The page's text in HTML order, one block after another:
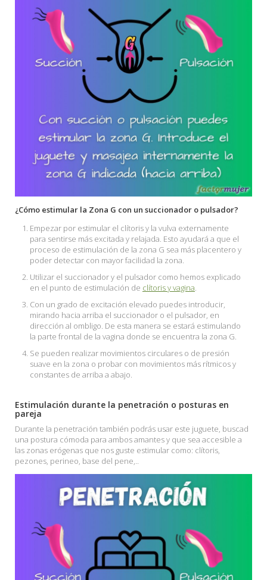
¿Cómo estimular la Zona G con un succionador o pulsador?
Empezar por estimular el clítoris y la vulva externamente
para sentirse más excitada y relajada. Esto ayudará a que el
proceso de estimulación de la zona G sea más placentero y
poder detectar con mayor facilidad la zona.
Utilizar el succionador y el pulsador como hemos explicado
en el punto de estimulación de clítoris y vagina.
Con un grado de excitación elevado puedes introducir,
mirando hacia arriba el succionador o el pulsador, en
dirección al ombligo. De esta manera se estará estimulando
la parte frontal de la vagina donde se encuentra la zona G.
Se pueden realizar movimientos circulares o de presión
suave en la zona o probar con movimientos más rítmicos y
constantes de arriba a abajo.
Estimulación durante la penetración o posturas en
pareja
Durante la penetración también podrás usar este juguete, buscad
una postura cómoda para ambos amantes y que sea accesible a
las zonas erógenas que nos guste estimular como: clítoris,
pezones, perineo, base del pene,..